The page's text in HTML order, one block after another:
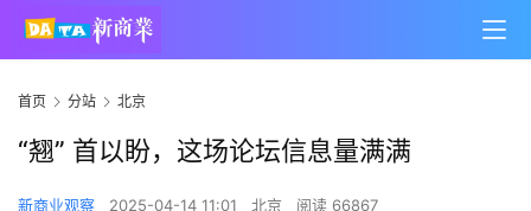
首页 分站 北京
“翘” 首以盼，这场论坛信息量满满
新商业观察 2025-04-14 11:01 北京 阅读 66867